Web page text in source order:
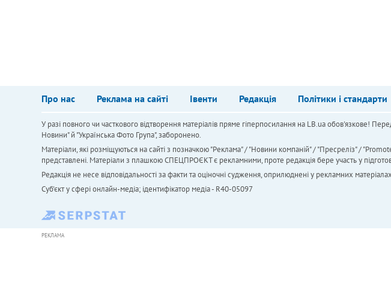
Про нас Реклама на сайті Івенти Редакція Політики і стандарти
У разі повного чи часткового відтворення матеріалів пряме гіперпосилання на LB.ua обов'язкове!
Новини" й "Українська Фото Група", заборонено.
Матеріали, які розміщуються на сайті з позначкою "Реклама" / "Новини компаній" / "Пресреліз" /
представлені. Матеріали з плашкою СПЕЦПРОЄКТ є рекламними, проте редакція бере участь у
Редакція не несе відповідальності за факти та оціночні судження, оприлюднені у рекламних
Cуб'єкт у сфері онлайн-медіа; ідентифікатор медіа - R40-05097
РЕКЛАМА